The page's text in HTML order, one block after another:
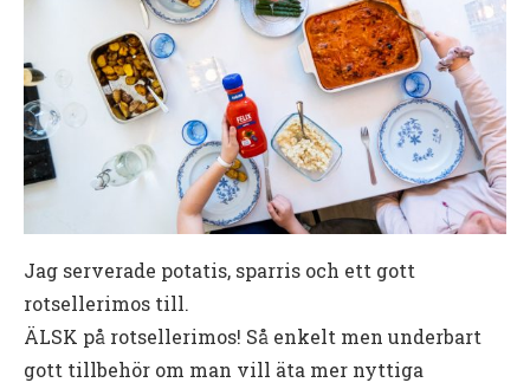
Jag serverade potatis, sparris och ett gott
rotsellerimos till.
ÄLSK på rotsellerimos! Så enkelt men underbart
gott tillbehör om man vill äta mer nyttiga